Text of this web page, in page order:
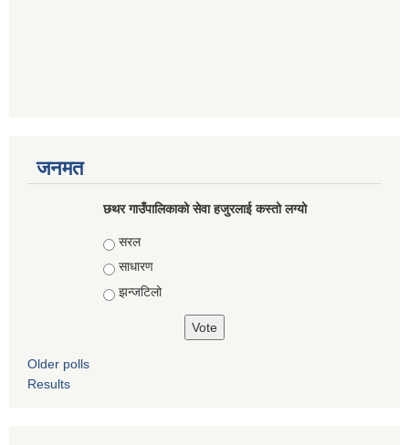
जनमत
छथर गाउँपालिकाको सेवा हजुरलाई कस्तो लग्यो
Choices
सरल
साधारण
झन्जटिलो
Older polls
Results